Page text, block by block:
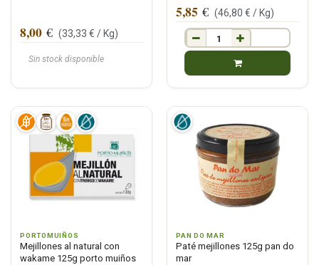
Sin stock disponible
8,00 € (33,33 € / Kg)
5,85 € (46,80 € / Kg)
PORTOMUIÑOS
Mejillones al natural con
wakame 125g porto muiños
PAN DO MAR
Paté mejillones 125g pan do
mar